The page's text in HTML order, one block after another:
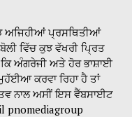
ਅਜਿਹੀਆਂ ਪ੍ਰਸਥਿਤੀਆਂ
ਵਿੱਚ ਕੁਝ ਵੱਖਰੀ ਪ੍ਰਿਤ
ਅੰਗਰੇਜੀ ਅਤੇ ਹੋਰ ਭਾਸ਼ਾਈ
ਕਰਵਾ ਰਿਹਾ ਹੈ ਤਾਂ
ਨਾਲ ਅਸੀਂ ਇਸ ਵੈੱਬਸਾਈਟ
pnomediagroup